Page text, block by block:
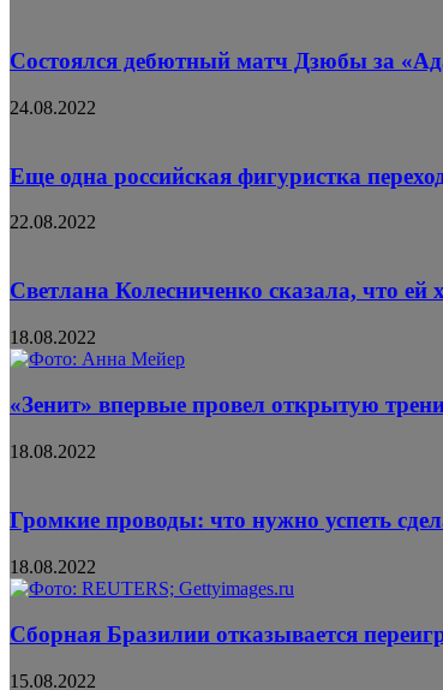
Состоялся дебютный матч Дзюбы за
24.08.2022
Еще одна российская фигуристка
22.08.2022
Светлана Колесниченко сказала, что ей
18.08.2022
«Зенит» впервые провел открытую
18.08.2022
Громкие проводы: что нужно успеть
18.08.2022
Сборная Бразилии отказывается
15.08.2022